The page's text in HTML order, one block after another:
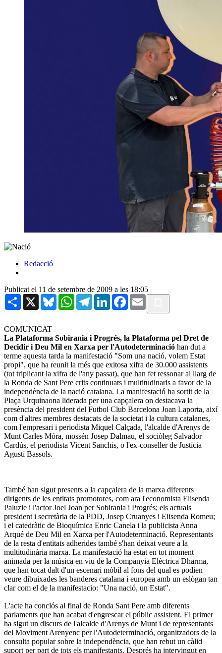
Redacció
Publicat el 11 de setembre de 2009 a les 18:05
Share X BlueskyWhatsAppTelegramLinkedInFacebook
Email
COMUNICAT
La Plataforma Sobirania i Progrés, la Plataforma pel Dret de
Decidir i Deu Mil en Xarxa per l'Autodeterminació han dut a
terme aquesta tarda la manifestació "Som una nació, volem Estat
propi", que ha reunit la més que exitosa xifra de 30.000 assistents
(tot triplicant la xifra de l'any passat), que han fet ressonar al llarg de
la Ronda de Sant Pere crits continuats i multitudinaris a favor de la
independència de la nació catalana. La manifestació ha sortit de la
Plaça Urquinaona liderada per una capçalera on destacava la
presència del president del Futbol Club Barcelona Joan Laporta, així
com d'altres membres destacats de la societat i la cultura catalanes,
com l'empresari i periodista Miquel Calçada, l'alcalde d'Arenys de
Munt Carles Móra, mossén Josep Dalmau, el sociòleg Salvador
Cardús, el periodista Vicent Sanchis, o l'ex-conseller de Justícia
Agustí Bassols.
També han sigut presents a la capçalera de la marxa diferents
dirigents de les entitats promotores, com ara l'economista Elisenda
Paluzie i l'actor Joel Joan per Sobirania i Progrés; els actuals
president i secretària de la PDD, Josep Cruanyes i Elisenda Romeu;
i el catedràtic de Bioquímica Enric Canela i la publicista Anna
Arqué de Deu Mil en Xarxa per l'Autodeterminació. Representants
de la resta d'entitats adherides també s'han deixat veure a la
multitudinària marxa. La manifestació ha estat en tot moment
animada per la música en viu de la Companyia Elèctrica Dharma,
que han tocat dalt d'un escenari mòbil al fons del qual es podien
veure dibuixades les banderes catalana i europea amb un eslògan tan
clar com el de la manifestacio: "Una nació, un Estat".
L'acte ha conclós al final de Ronda Sant Pere amb diferents
parlaments que han acabat d'engrescar el públic assistent. El primer
ha sigut un discurs de l'alcalde d'Arenys de Munt i de representants
del Moviment Arenyenc per l'Autodeterminació, organitzadors de la
consulta popular sobre la independència, que han rebut un càlid
suport per part de tots els manifestants. Després ha intervingut en